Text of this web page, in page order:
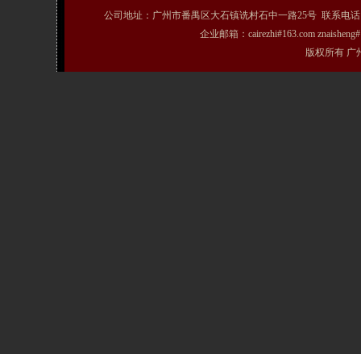
公司地址：广州市番禺区大石镇诜村石中一路25号 联系电话
企业邮箱：cairezhi#163.com
版权所有 广